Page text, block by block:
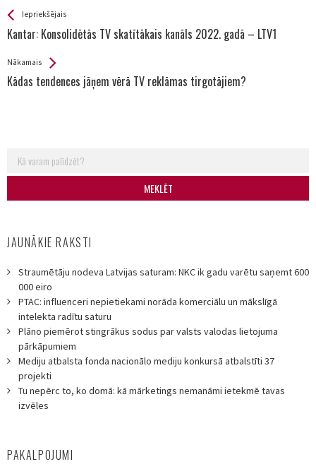
See more
Iepriekšējais
Kantar: Konsolidētās TV skatītākais kanāls 2022. gadā – LTV1
Back
All
Nākamais
Kādas tendences jāņem vērā TV reklāmas tirgotājiem?
Search for:
JAUNĀKIE RAKSTI
Straumētāju nodeva Latvijas saturam: NKC ik gadu varētu saņemt 600
000 eiro
PTAC: influenceri nepietiekami norāda komerciālu un mākslīgā
intelekta radītu saturu
Plāno piemērot stingrākus sodus par valsts valodas lietojuma
pārkāpumiem
Mediju atbalsta fonda nacionālo mediju konkursā atbalstīti 37
projekti
Tu nepērc to, ko domā: kā mārketings nemanāmi ietekmē tavas
izvēles
PAKALPOJUMI